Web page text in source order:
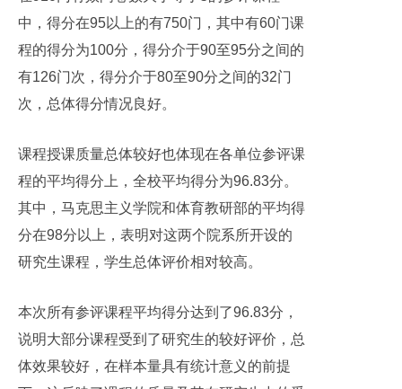
中，得分在95以上的有750门，其中有60门课
程的得分为100分，得分介于90至95分之间的
有126门次，得分介于80至90分之间的32门
次，总体得分情况良好。
课程授课质量总体较好也体现在各单位参评课
程的平均得分上，全校平均得分为96.83分。
其中，马克思主义学院和体育教研部的平均得
分在98分以上，表明对这两个院系所开设的
研究生课程，学生总体评价相对较高。
本次所有参评课程平均得分达到了96.83分，
说明大部分课程受到了研究生的较好评价，总
体效果较好，在样本量具有统计意义的前提